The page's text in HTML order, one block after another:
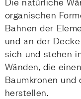
organischen
Bahnen der
und an der
sich und stehen
Wänden, die
Baumkronen und
herstellen.